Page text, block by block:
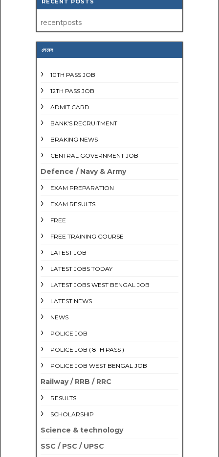
recentposts
লেবেল
10TH PASS JOB
12TH PASS JOB
ADMIT CARD
BANK'S RECRUITMENT
BRAKING NEWS
CENTRAL GOVERNMENT JOB
Defence / Navy & Army
EXAM PREPARATION
EXAM RESULTS
FREE
FREE TRAINING COURSE
LATEST JOB
LATEST JOBS TODAY
LATEST JOBS WEST BENGAL JOB
LATEST NEWS
NEWS
POLICE JOB
POLICE JOB ( 8TH PASS )
POLICE JOB WEST BENGAL JOB
Railway / RRB / RRC
RESULTS
SCHOLARSHIP
Science & technology
SSC / PSC / UPSC